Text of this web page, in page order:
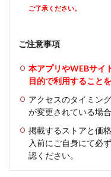
ご了承ください。
ご注意事項
本アプリやWEBサイ
目的で利用すること
アクセスのタイミン
が変更されている場
掲載するストアと価
入前にご自身にて必
認ください。